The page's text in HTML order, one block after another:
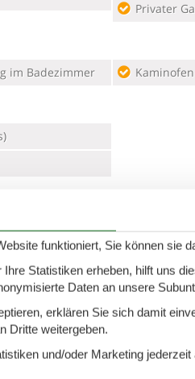
Privater
im Badezimmer Kaminofen
180 m
150 m
funktioniert, Sie können sie
Statistiken erheben, hilft uns
Daten an unsere
erklären Sie sich damit
Dritte weitergeben.
und/oder Marketing